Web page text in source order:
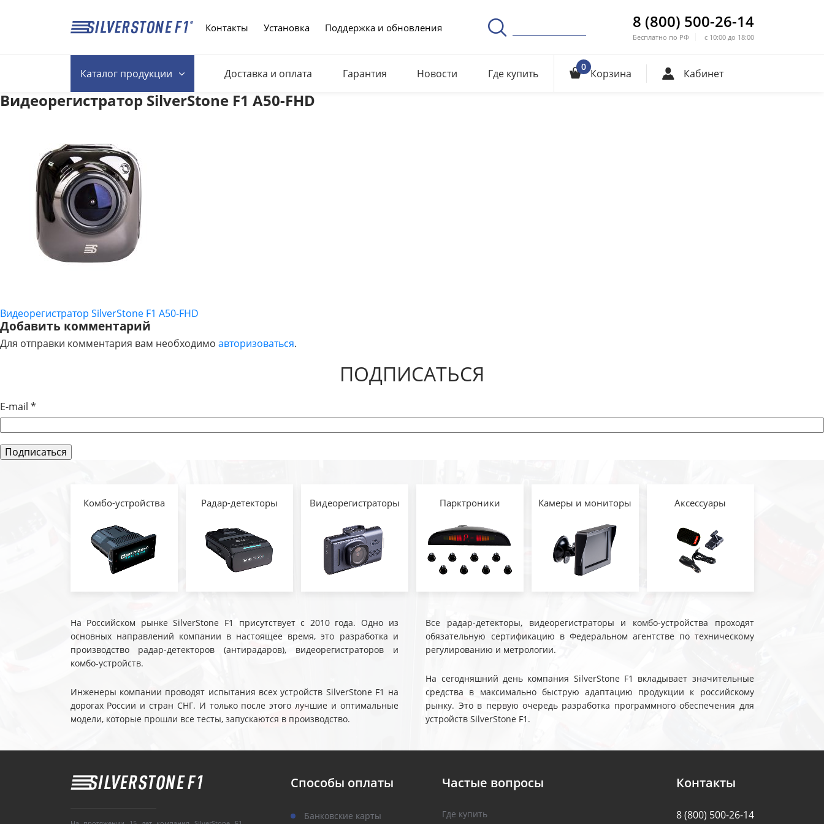
Контакты Установка Поддержка и обновления 8 (800) 500-26-14
Бесплатно по РФ с 10:00 до 18:00
Каталогпродукции Доставка и оплата Гарантия Новости Где купить 0 Корзина Кабинет
Видеорегистратор SilverStone F1 A50-FHD
НАВИГАЦИЯ
ПО
Видеорегистратор SilverStone F1 A50-FHD
Добавить комментарий
Для отправки комментария вам необходимо авторизоваться.
ПОДПИСАТЬСЯ
E-mail *
Комбо-устройства Радар-детекторы Видеорегистраторы Парктроники Камеры и мониторы Аксессуары
На Российском рынке SilverStone F1 присутствует с 2010 года. Одно из
основных направлений компании в настоящее время, это разработка и
производство радар-детекторов (антирадаров), видеорегистраторов и
комбо-устройств.
Инженеры компании проводят испытания всех устройств SilverStone F1 на
дорогах России и стран СНГ. И только после этого лучшие и оптимальные
модели, которые прошли все тесты, запускаются в производство.
Все радар-детекторы, видеорегистраторы и комбо-устройства проходят
обязательную сертификацию в Федеральном агентстве по техническому
регулированию и метрологии.
На сегодняшний день компания SilverStone F1 вкладывает значительные
средства в максимально быструю адаптацию продукции к российскому
рынку. Это в первую очередь разработка программного обеспечения для
устройств SilverStone F1.
Способы оплаты
Банковские карты
Частые вопросы
Где купить
Контакты
8 (800) 500-26-14